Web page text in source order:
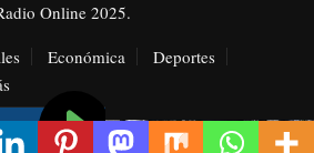
Online 2025.
Económica
Deportes